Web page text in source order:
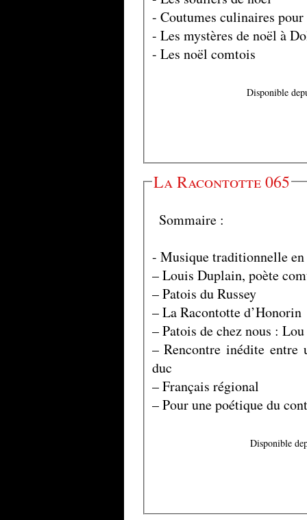
- Coutumes culinaires
- Les mystères de noël à
- Les noël comtois
Disponible
La Racontotte 065
Sommaire :
- Musique traditionnelle
– Louis Duplain, poète
– Patois du Russey
– La Racontotte d’Honorin
– Patois de chez nous :
– Rencontre inédite entre
duc
– Français régional
– Pour une poétique du
Disponible